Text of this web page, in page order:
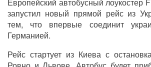
Европейский автобусный лоукостер
запустил новый прямой рейс из
тем, что впервые соединит
Германией.
Рейс стартует из Киева с